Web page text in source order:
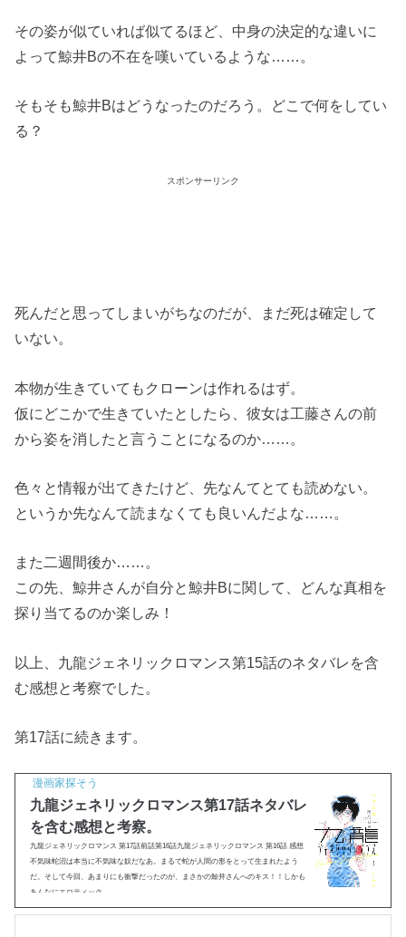
その姿が似ていれば似てるほど、中身の決定的な違いに
よって鯨井Bの不在を嘆いているような……。
そもそも鯨井Bはどうなったのだろう。どこで何をしてい
る？
スポンサーリンク
死んだと思ってしまいがちなのだが、まだ死は確定して
いない。
本物が生きていてもクローンは作れるはず。
仮にどこかで生きていたとしたら、彼女は工藤さんの前
から姿を消したと言うことになるのか……。
色々と情報が出てきたけど、先なんてとても読めない。
というか先なんて読まなくても良いんだよな……。
また二週間後か……。
この先、鯨井さんが自分と鯨井Bに関して、どんな真相を
探り当てるのか楽しみ！
以上、九龍ジェネリックロマンス第15話のネタバレを含
む感想と考察でした。
第17話に続きます。
漫画家探そう
九龍ジェネリックロマンス第17話ネタバレ
を含む感想と考察。
九龍ジェネリックロマンス 第17話前話第16話九龍ジェネリックロマンス 第16話 感想
不気味蛇沼は本当に不気味な奴だなあ。まるで蛇が人間の形をとって生まれたよう
だ。そして今回、あまりにも衝撃だったのが、まさかの鯨井さんへのキス！！しかも
あんなにエロティック...